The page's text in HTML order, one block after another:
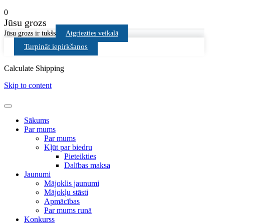
0
Jūsu grozs
Jūsu grozs ir tukšs Atgriezties veikalā
Turpināt iepirkšanos
Calculate Shipping
Skip to content
Sākums
Par mums
Par mums
Kļūt par biedru
Pieteikties
Dalības maksa
Jaunumi
Mājoklis jaunumi
Mājokļu stāsti
Apmācības
Par mums runā
Konkurss